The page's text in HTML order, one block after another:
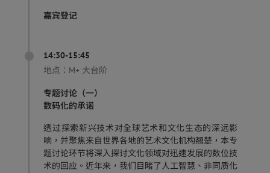
嘉宾登记
14:30-15:45
地点： M+ 大台阶
专题讨论（一）
数码化的承诺
透过探索新兴技术对全球艺术和文化生态的深远影
响，并聚焦来自世界各地的艺术文化机构翘楚，本专
题讨论环节将深入探讨文化领域对迅速发展的数位技
术的回应。近年来，我们目睹了人工智慧、非同质化